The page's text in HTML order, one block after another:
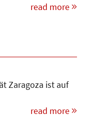
read more
Zaragoza ist auf
read more